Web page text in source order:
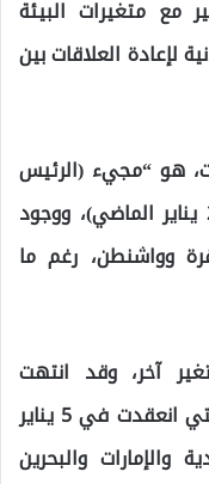
مع متغيرات البيئة
لإعادة العلاقات بين
هو “مجيء (الرئيس
الأمريكي) جو بايدن للسلطة (منذ 20 يناير الماضي)، ووجود
وواشنطن، رغم ما
آخر، وقد انتهت
بالتسوية في القمة الخليجية الـ41 التي انعقدت في 5 يناير
والبحرين